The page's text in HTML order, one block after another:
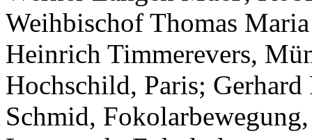
Weihbischof Thomas
Heinrich Timmerevers,
Hochschild, Paris;
Schmid,